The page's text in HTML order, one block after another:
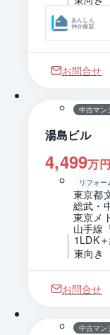
あんしん
仲介保証
お問合せ
中古マン
湯島ビル
4,499万円
リフォー
東京都
総武・
東京メ
山手線
1LDK
東向き
お問合せ
中古マン